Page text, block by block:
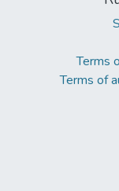
Terms
Terms of